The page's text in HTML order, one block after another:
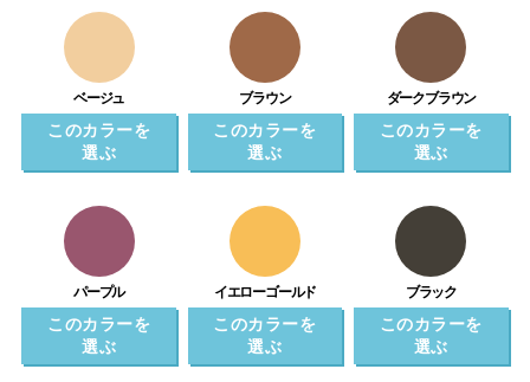
ベージュ
このカラーを
選ぶ
ブラウン
このカラーを
選ぶ
ダークブラウン
このカラーを
選ぶ
パープル
このカラーを
選ぶ
イエローゴールド
このカラーを
選ぶ
ブラック
このカラーを
選ぶ